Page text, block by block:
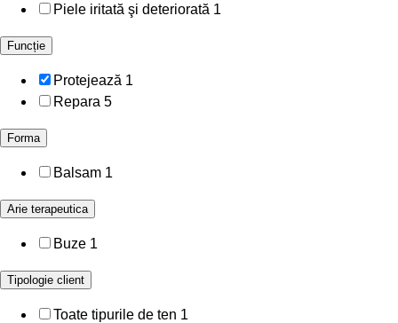
Piele iritată şi deteriorată 1
Funcție
Protejează 1
Repara 5
Forma
Balsam 1
Arie terapeutica
Buze 1
Tipologie client
Toate tipurile de ten 1